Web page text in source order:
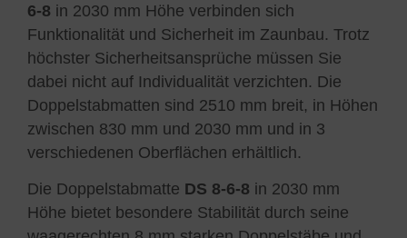
6-8 in 2030 mm Höhe verbinden sich
Funktionalität und Sicherheit im Zaunbau. Trotz
höchster Sicherheitsansprüche müssen Sie
dabei nicht auf Individualität verzichten. Die
Doppelstabmatten sind 2510 mm breit, in Höhen
zwischen 830 mm und 2030 mm und in 3
verschiedenen Oberflächen erhältlich.
Die Doppelstabmatte DS 8-6-8 in 2030 mm
Höhe bietet besondere Stabilität durch seine